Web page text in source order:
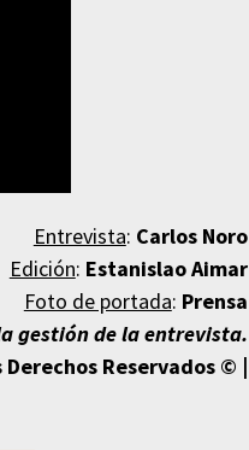
Entrevista: Carlos Noro
Edición: Estanislao Aimar
Foto de portada: Prensa
gestión de la entrevista.
Reservados © |